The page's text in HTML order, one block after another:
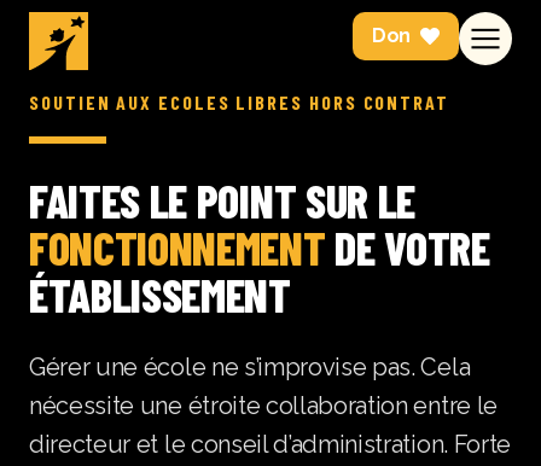
Don
SOUTIEN AUX ÉCOLES LIBRES HORS CONTRAT
FAITES LE POINT SUR LE
FONCTIONNEMENTDE VOTRE
ÉTABLISSEMENT
Gérer une école ne s’improvise pas. Cela
nécessite une étroite collaboration entre le
directeur et le conseil d’administration. Forte